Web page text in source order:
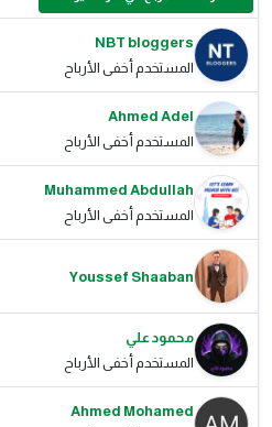
NBT bloggers
المستخدم أخفى الأرباح
Ahmed Adel
المستخدم أخفى الأرباح
Muhammed Abdullah
المستخدم أخفى الأرباح
Youssef Shaaban
محمود علي
المستخدم أخفى الأرباح
Ahmed Mohamed